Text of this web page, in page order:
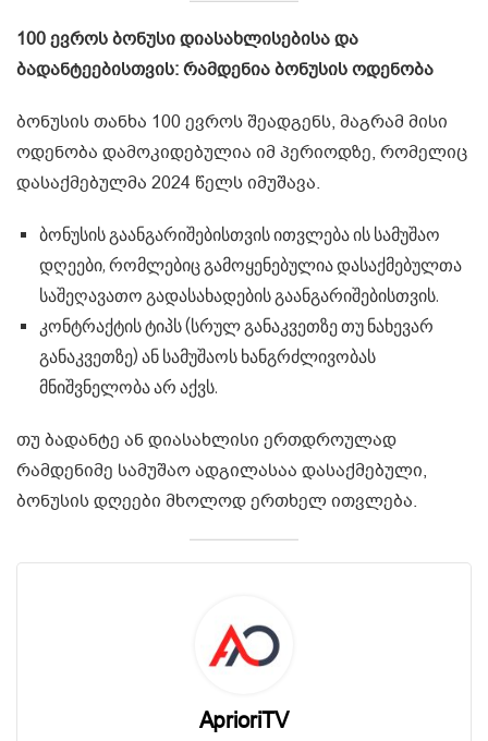
100 ევროს ბონუსი დიასახლისებისა და
ბადანტეებისთვის: რამდენია ბონუსის ოდენობა
ბონუსის თანხა 100 ევროს შეადგენს, მაგრამ მისი
ოდენობა დამოკიდებულია იმ პერიოდზე, რომელიც
დასაქმებულმა 2024 წელს იმუშავა.
ბონუსის გაანგარიშებისთვის ითვლება ის სამუშაო
დღეები, რომლებიც გამოყენებულია დასაქმებულთა
საშეღავათო გადასახადების გაანგარიშებისთვის.
კონტრაქტის ტიპს (სრულ განაკვეთზე თუ ნახევარ
განაკვეთზე) ან სამუშაოს ხანგრძლივობას
მნიშვნელობა არ აქვს.
თუ ბადანტე ან დიასახლისი ერთდროულად
რამდენიმე სამუშაო ადგილასაა დასაქმებული,
ბონუსის დღეები მხოლოდ ერთხელ ითვლება.
AprioriTV